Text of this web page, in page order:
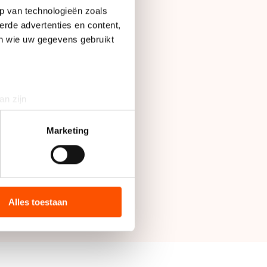
van technologieën zoals
advertenties en content,
wie uw gegevens gebruikt
zijn
detailgedeeltein. U kunt uw
advertenties en
zij hebben verzameld via
de VS, waar mogelijk geen
in met deze overdracht.
Marketing
Alles toestaan